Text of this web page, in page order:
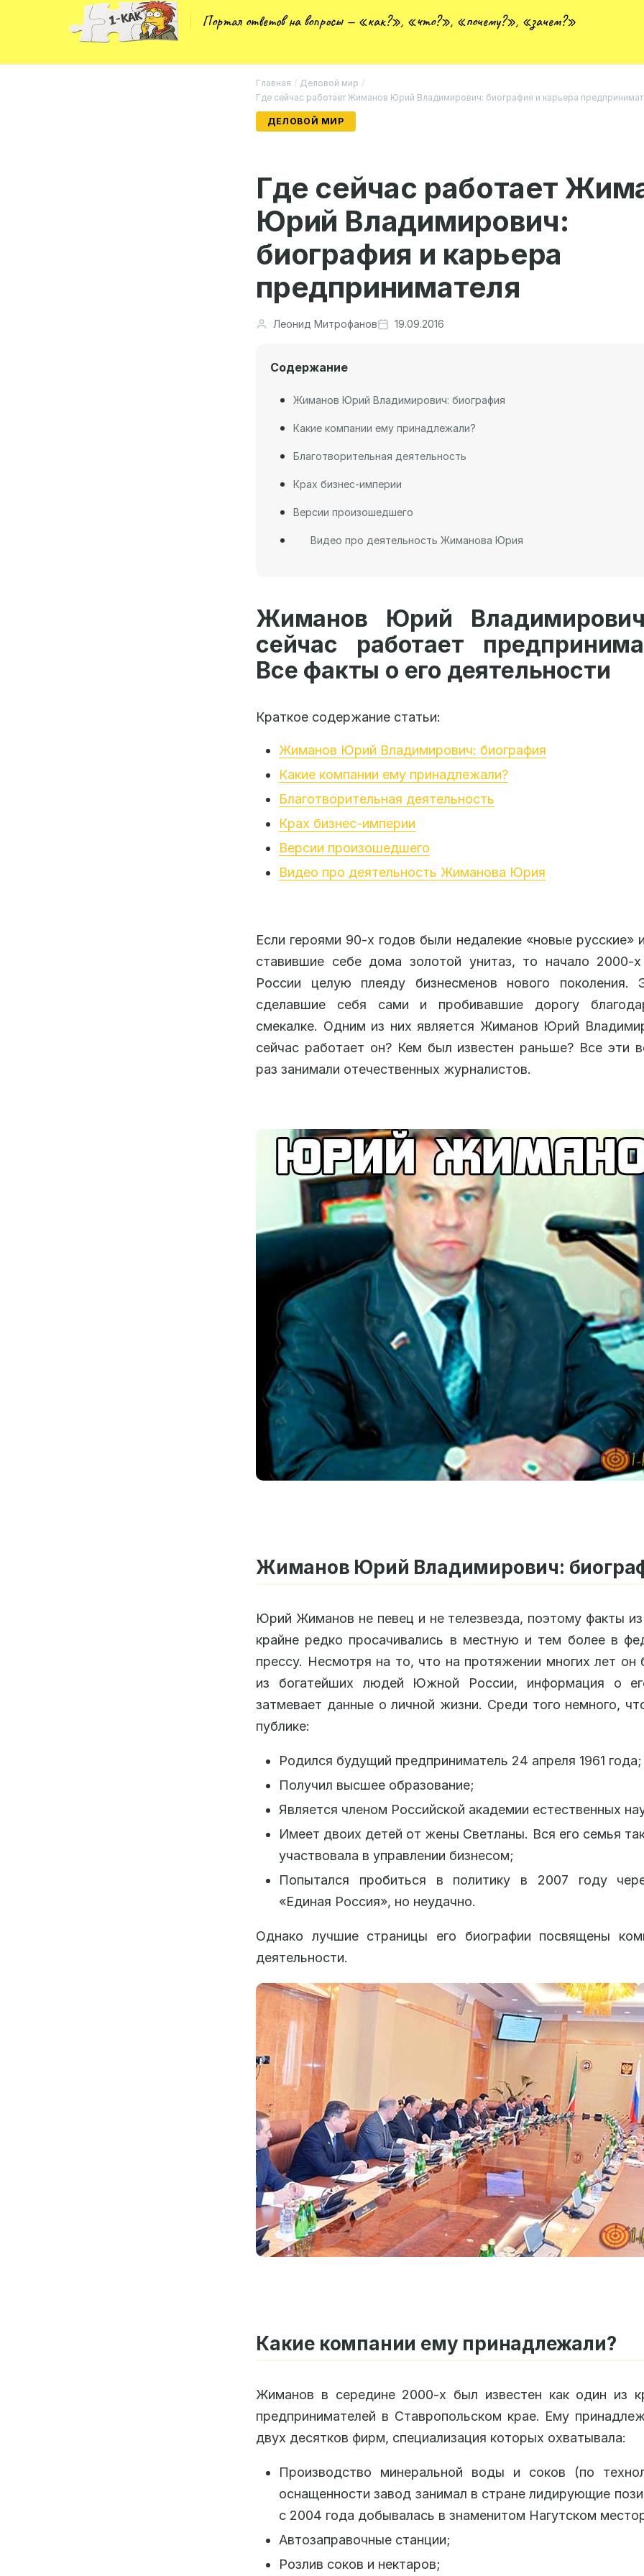
Портал ответов на вопросы — «как?», «что?», «почему?», «зачем?»
Главная / Деловой мир /
Где сейчас работает Жиманов Юрий Владимирович: биография и карьера
ДЕЛОВОЙ МИР
Где сейчас работает
Юрий Владимирович:
биография и карьера
предпринимателя
Леонид Митрофанов 19.09.2016
Содержание
Жиманов Юрий Владимирович: биография
Какие компании ему принадлежали?
Благотворительная деятельность
Крах бизнес-империи
Версии произошедшего
Видео про деятельность Жиманова Юрия
Жиманов Юрий
сейчас работает
Все факты о его деятельности
Краткое содержание статьи:
Жиманов Юрий Владимирович: биография
Какие компании ему принадлежали?
Благотворительная деятельность
Крах бизнес-империи
Версии произошедшего
Видео про деятельность Жиманова Юрия
Если героями 90-х годов были недалекие «новые русские»
ставившие себе дома золотой унитаз, то начало 2000-
России целую плеяду бизнесменов нового поколения.
сделавшие себя сами и пробивавшие дорогу
смекалке. Одним из них является Жиманов Юрий
сейчас работает он? Кем был известен раньше? Все эти
раз занимали отечественных журналистов.
Жиманов Юрий Владимирович:
Юрий Жиманов не певец и не телезвезда, поэтому факты
крайне редко просачивались в местную и тем более в
прессу. Несмотря на то, что на протяжении многих лет
из богатейших людей Южной России, информация о
затмевает данные о личной жизни. Среди того немного,
публике:
Родился будущий предприниматель 24 апреля 1961 года;
Получил высшее образование;
Является членом Российской академии естественных
Имеет двоих детей от жены Светланы. Вся его семья
участвовала в управлении бизнесом;
Попытался пробиться в политику в 2007 году
«Единая Россия», но неудачно.
Однако лучшие страницы его биографии посвящены
деятельности.
Какие компании ему принадлежали?
Жиманов в середине 2000-х был известен как один из
предпринимателей в Ставропольском крае. Ему
двух десятков фирм, специализация которых охватывала:
Производство минеральной воды и соков (по
оснащенности завод занимал в стране лидирующие
с 2004 года добывалась в знаменитом Нагутском
Автозаправочные станции;
Розлив соков и нектаров;